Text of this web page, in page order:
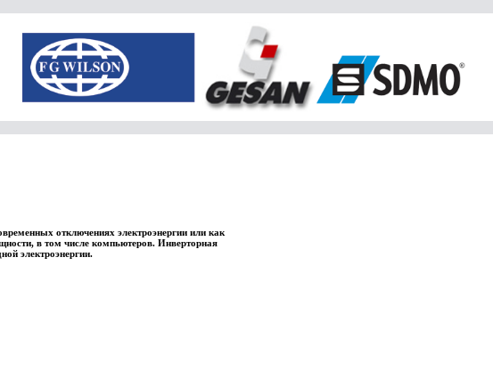
отключениях электроэнергии или как
в том числе компьютеров. Инверторная
электроэнергии.